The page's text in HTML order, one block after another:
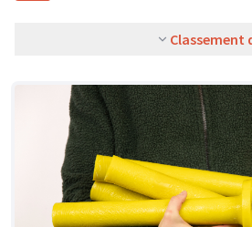
Classement